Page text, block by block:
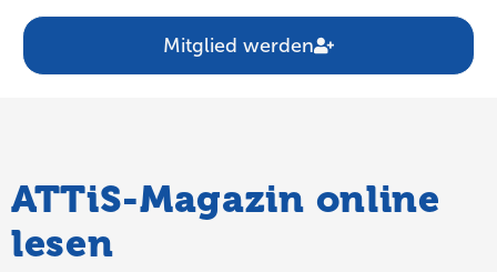
Mitglied werden
ATTiS-Magazin online
lesen